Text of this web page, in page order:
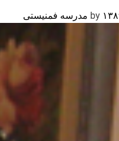
مدرسه فمنیستی